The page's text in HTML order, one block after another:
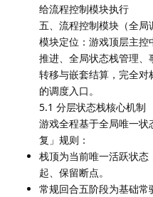
给流程控制模块执行
五、流程控制模块（全局
模块定位：游戏顶层主
推进、全局状态栈管理
转移与嵌套结算，完全
的调度入口。
5.1 分层状态栈核心机制
游戏全程基于全局唯一
复」规则：
栈顶为当前唯一活跃状
起、保留断点。
常规回合五阶段为基础常